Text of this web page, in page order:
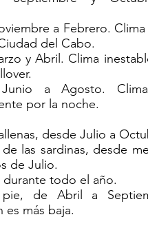
a Febrero.
del Cabo.
y Abril. Clima
Junio a Agosto.
por la noche.
desde Julio a
las sardinas, desde
de Julio.
durante todo el año.
pie, de Abril a
es más baja.